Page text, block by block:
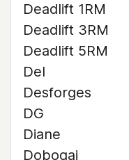
Deadlift 1RM
Deadlift 3RM
Deadlift 5RM
Del
Desforges
DG
Diane
Dobogai